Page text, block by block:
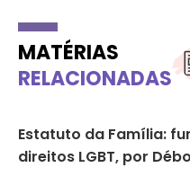
MATÉRIAS
RELACIONADAS
Estatuto da Família:
direitos LGBT, por